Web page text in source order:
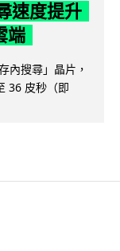
速度提升
端
內搜尋」晶片，
36 皮秒（即